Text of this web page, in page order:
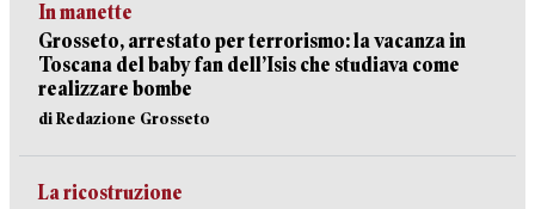
In manette
Grosseto, arrestato per terrorismo: la vacanza in
Toscana del baby fan dell’Isis che studiava come
realizzare bombe
di Redazione Grosseto
La ricostruzione